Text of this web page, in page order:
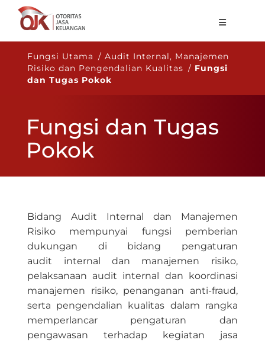
Tentang OJK
Fungsi Utama
Regulasi
Statistik
ID
Fungsi Utama / Audit Internal, Manajemen
Risiko dan Pengendalian Kualitas / Fungsi
dan Tugas Pokok
Fungsi dan Tugas
Pokok
Bidang Audit Internal dan Manajemen
Risiko mempunyai fungsi pemberian
dukungan di bidang pengaturan
audit internal dan manajemen risiko,
pelaksanaan audit internal dan koordinasi
manajemen risiko, penanganan anti-fraud,
serta pengendalian kualitas dalam rangka
memperlancar pengaturan dan
pengawasan terhadap kegiatan jasa